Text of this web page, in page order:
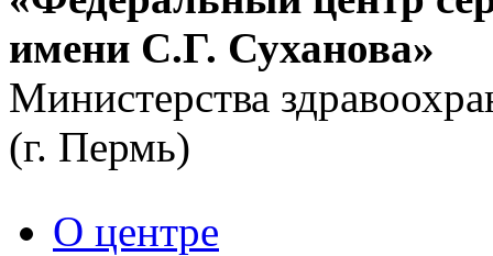
имени С.Г. Суханова»
Министерства
(г. Пермь)
О центре